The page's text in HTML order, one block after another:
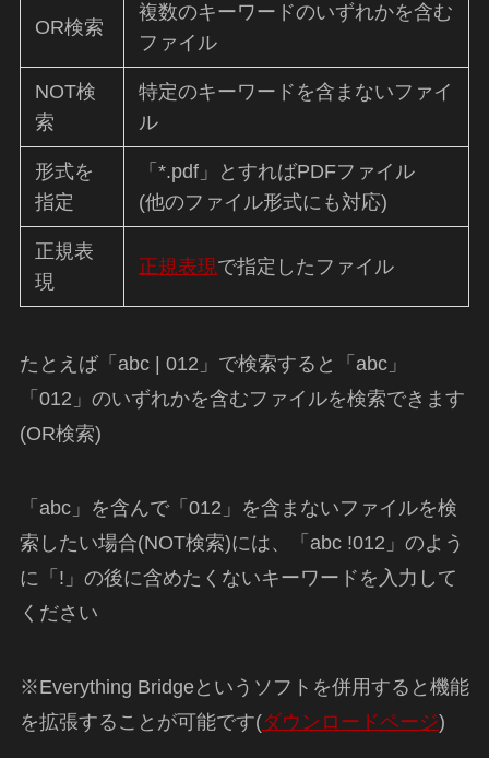
OR検索
複数のキーワードのいずれかを含む
ファイル
NOT検
索
特定のキーワードを含まないファイ
ル
形式を
指定
「*.pdf」とすればPDFファイル
(他のファイル形式にも対応)
正規表
現
正規表現で指定したファイル
たとえば「abc | 012」で検索すると「abc」
「012」のいずれかを含むファイルを検索できます
(OR検索)
「abc」を含んで「012」を含まないファイルを検
索したい場合(NOT検索)には、「abc !012」のよう
に「!」の後に含めたくないキーワードを入力して
ください
※Everything Bridgeというソフトを併用すると機能
を拡張することが可能です(ダウンロードページ)